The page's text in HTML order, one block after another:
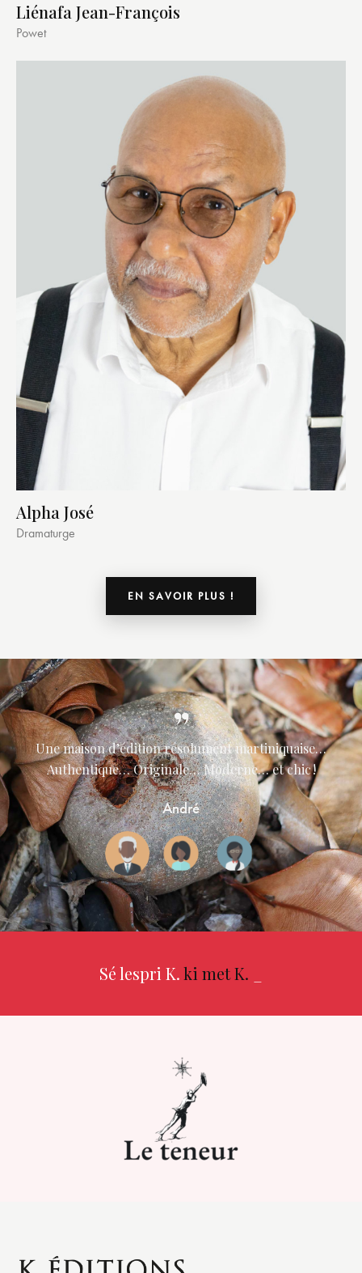
Liénafa Jean-François
Powet
Alpha José
Dramaturge
EN SAVOIR PLUS !
Une maison d’édition résolument martiniquaise…
Authentique… Originale… Moderne… et chic !
André
Sé lespri K.ki met K.